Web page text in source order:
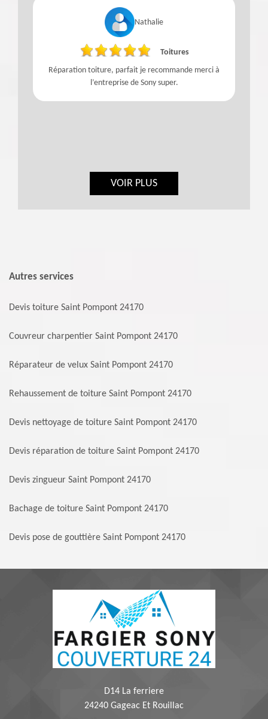
Nathalie
Toitures
Réparation toiture, parfait je recommande merci à
l’entreprise de Sony super.
VOIR PLUS
Autres services
Devis toiture Saint Pompont 24170
Couvreur charpentier Saint Pompont 24170
Réparateur de velux Saint Pompont 24170
Rehaussement de toiture Saint Pompont 24170
Devis nettoyage de toiture Saint Pompont 24170
Devis réparation de toiture Saint Pompont 24170
Devis zingueur Saint Pompont 24170
Bachage de toiture Saint Pompont 24170
Devis pose de gouttière Saint Pompont 24170
D14 La ferriere
24240 Gageac Et Rouillac